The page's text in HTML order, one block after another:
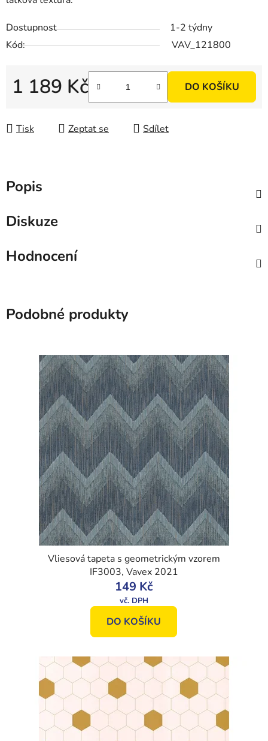
Dostupnost
1-2 týdny
Kód:
VAV_121800
1 189 Kč DO KOŠÍKU
Tisk Zeptat se Sdílet
Popis
Diskuze
Hodnocení
Podobné produkty
Vliesová tapeta s geometrickým vzorem
IF3003, Vavex 2021
149 Kč
DO KOŠÍKU